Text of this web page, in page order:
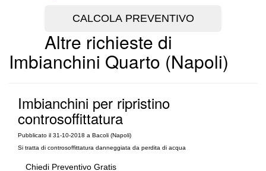
Altre richieste di
Imbianchini Quarto (Napoli)
Imbianchini per ripristino
controsoffittatura
Pubblicato il 31-10-2018 a Bacoli (Napoli)
Si tratta di controsoffittatura danneggiata da perdita di acqua
Chiedi Preventivo Gratis